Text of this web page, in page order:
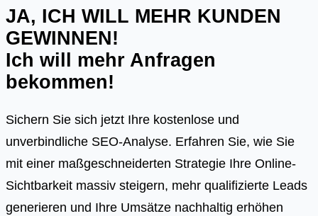
JA, ICH WILL MEHR KUNDEN
GEWINNEN!
Ich will mehr Anfragen
bekommen!
Sichern Sie sich jetzt Ihre kostenlose und
unverbindliche SEO-Analyse. Erfahren Sie, wie Sie
mit einer maßgeschneiderten Strategie Ihre Online-
Sichtbarkeit massiv steigern, mehr qualifizierte Leads
generieren und Ihre Umsätze nachhaltig erhöhen